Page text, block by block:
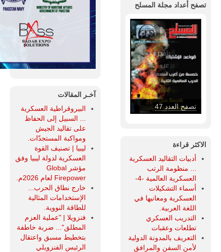
تصفح أعداد مجلة المسلح
تصفح العدد 47
الاكثر قراءة
أدبيات التقاليد العسكرية
... منظومة الرتب
العسكرية العالمية -4-
أسماء التشكيلات
العسكرية ومعانيها في
اللغة العربية.
التدريب العسكري
تطلعات وعقبات
التعريف بالمدونة الدولية
لأمن السفن والمرافق
آخـر المقالات
البيروقراطية العسكرية
... السبيل إلى الحفاظ
على تقاليد الجيش
ومواكبة المستجدّات.
ليبيا | تصنيف القوة
العسكرية لدولة ليبيا وفق
مؤشر Global
Firepower لعام 2026م.
خارج نطاق الحرب...
الإستخدامات المثالية
للطاقة النووية.
فنزويلا | "عملية العزم
المطلق"... ضربة خاطفة
بتخطيط مسبق واعتقال
الرئيس الفنزويلي